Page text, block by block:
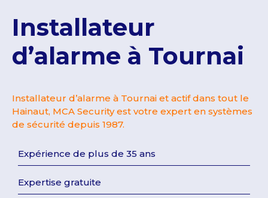
Installateur
d’alarme à Tournai
Installateur d’alarme à Tournai et actif dans tout le
Hainaut, MCA Security est votre expert en systèmes
de sécurité depuis 1987.
Expérience de plus de 35 ans
Expertise gratuite